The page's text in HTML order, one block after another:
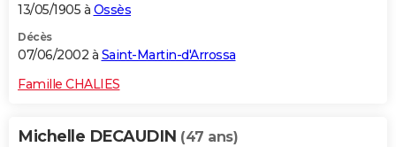
13/05/1905 à Ossès
Décès
07/06/2002 à Saint-Martin-d'Arrossa
Famille CHALIES
Michelle DECAUDIN (47 ans)